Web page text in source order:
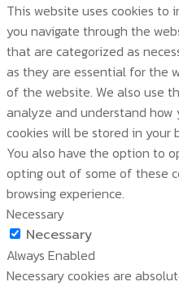
This website uses cookies to
you navigate through the
that are categorized as
as they are essential for the
of the website. We also use
analyze and understand how
cookies will be stored in your
You also have the option to
opting out of some of these
browsing experience.
Necessary
Necessary
Always Enabled
Necessary cookies are